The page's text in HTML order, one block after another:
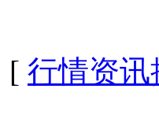
[ 行情资讯